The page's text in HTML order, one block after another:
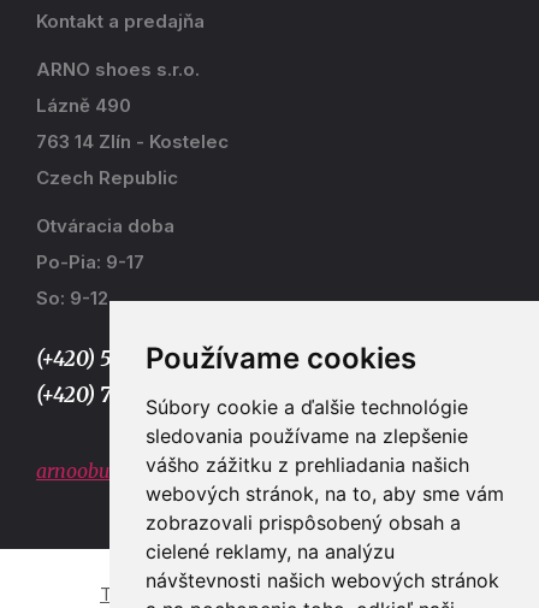
Používame cookies
Súbory cookie a ďalšie technológie
sledovania používame na zlepšenie
vášho zážitku z prehliadania našich
webových stránok, na to, aby sme vám
zobrazovali prispôsobený obsah a
cielené reklamy, na analýzu
návštevnosti našich webových stránok
Kontakt a predajňa
ARNO shoes s.r.o.
Lázně 490
763 14 Zlín - Kostelec
Czech Republic
Otváracia doba
Po-Pia: 9-17
So: 9-12
(+420) 577 915 036,
(+420) 773 667 390
arnoobuv@gmail.com
Tvorba e-shopů a webových stránek Zlín